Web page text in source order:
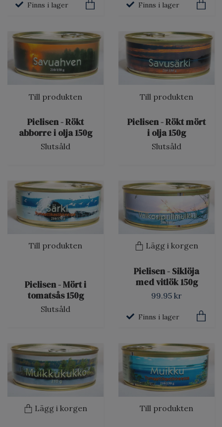
Finns i lager Finns i lager
Till produkten
Pielisen - Rökt
abborre i olja 150g
Slutsåld
Till produkten
Pielisen - Rökt mört
i olja 150g
Slutsåld
Till produkten
Pielisen - Mört i
tomatsås 150g
Slutsåld
Lägg i korgen
Pielisen - Siklöja
med vitlök 150g
99.95 kr
Finns i lager
Lägg i korgen Till produkten